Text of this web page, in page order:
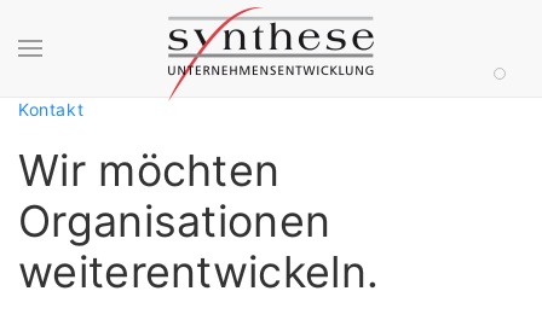
Zum Hauptinhalt springen
Kontakt
Wir möchten
Organisationen
weiterentwickeln.